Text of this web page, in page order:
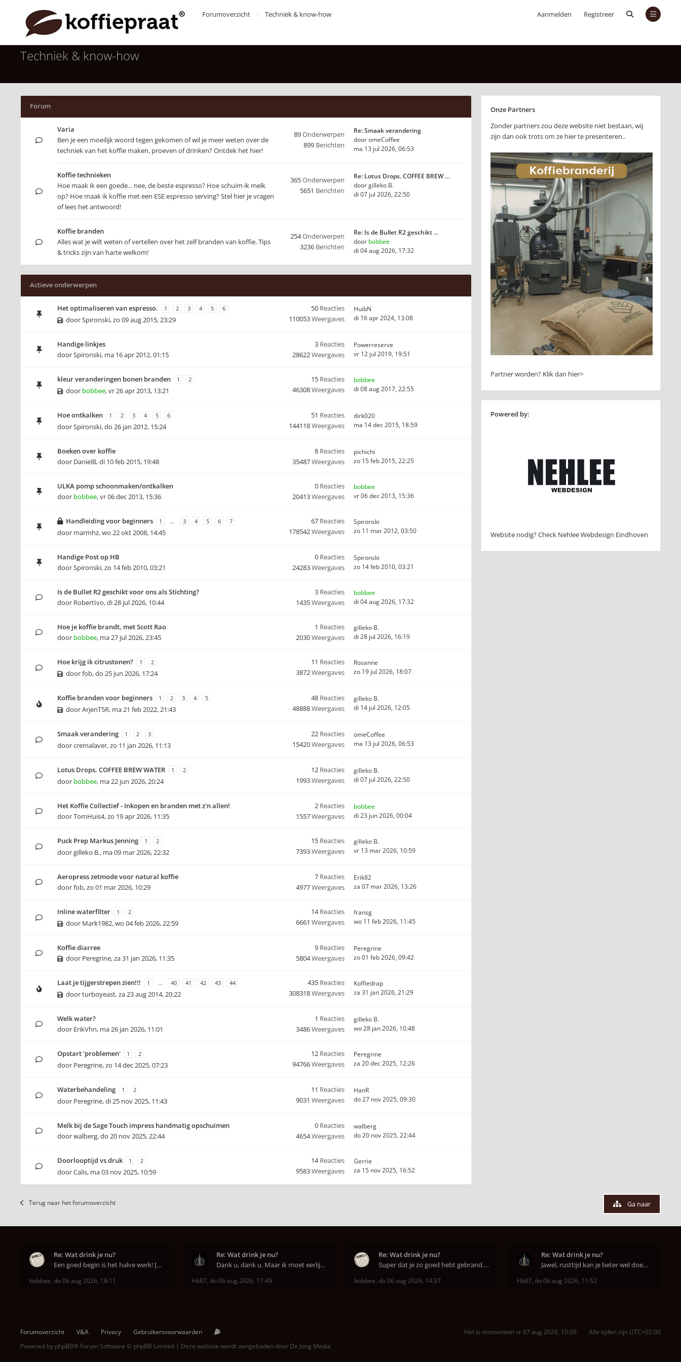
Aanmelden Registreer
Forumoverzicht Techniek & know-how
Techniek & know-how
Forum
Varia
Ben je een moeilijk woord tegen gekomen of wil je meer weten over de
techniek van het koffie maken, proeven of drinken? Ontdek het hier!
89Onderwerpen
899 Berichten
Re: Smaak verandering
dooromeCoffee
ma 13 jul 2026, 06:53
Koffie technieken
Hoe maak ik een goede... nee, de beste espresso? Hoe schuim ik melk
op? Hoe maak ik koffie met een ESE espresso serving? Stel hier je vragen
of lees het antwoord!
365Onderwerpen
5651 Berichten
Re: Lotus Drops. COFFEE BREW …
doorgilleko B.
di 07 jul 2026, 22:50
Koffie branden
Alles wat je wilt weten of vertellen over het zelf branden van koffie. Tips
& tricks zijn van harte welkom!
254Onderwerpen
3236 Berichten
Re: Is de Bullet R2 geschikt …
door bobbee
di 04 aug 2026, 17:32
Actieve onderwerpen
Het optimaliseren van espresso. 1 2 3 4 5 6
doorSpironski,zo 09 aug 2015, 23:29
50 Reacties
110053Weergaves
HuibN
di 16 apr 2024, 13:08
Handige linkjes
doorSpironski, ma 16 apr 2012, 01:15
3 Reacties
28622Weergaves
Powerreserve
vr 12 jul 2019, 19:51
kleur veranderingen bonen branden 1 2
door bobbee,vr 26 apr 2013, 13:21
15 Reacties
46308Weergaves
bobbee
di 08 aug 2017, 22:55
Hoe ontkalken 1 2 3 4 5 6
doorSpironski,do 26 jan 2012, 15:24
51 Reacties
144118Weergaves
dirk020
ma 14 dec 2015, 18:59
Boeken over koffie
door DanielB,di 10 feb 2015, 19:48
8 Reacties
35487Weergaves
pichichi
zo 15 feb 2015, 22:25
ULKA pomp schoonmaken/ontkalken
door bobbee,vr 06 dec 2013, 15:36
0 Reacties
20413Weergaves
bobbee
vr 06 dec 2013, 15:36
Handleiding voor beginners 1 … 3 4 5 6 7
door marmhz,wo 22 okt 2008, 14:45
67 Reacties
178542Weergaves
Spironski
zo 11 mar 2012, 03:50
Handige Post op HB
doorSpironski,zo 14 feb 2010, 03:21
0 Reacties
24283Weergaves
Spironski
zo 14 feb 2010, 03:21
Is de Bullet R2 geschikt voor ons als Stichting?
door RobertIvo,di 28 jul 2026, 10:44
3 Reacties
1435Weergaves
bobbee
di 04 aug 2026, 17:32
Hoe je koffie brandt, met Scott Rao
door bobbee, ma 27 jul 2026, 23:45
1 Reacties
2030Weergaves
gilleko B.
di 28 jul 2026, 16:19
Hoe krijg ik citrustonen? 1 2
doorfob,do 25 jun 2026, 17:24
11 Reacties
3872Weergaves
Rosanne
zo 19 jul 2026, 18:07
Koffie branden voor beginners 1 2 3 4 5
doorArjenT5R, ma 21 feb 2022, 21:43
48 Reacties
48888Weergaves
gilleko B.
di 14 jul 2026, 12:05
Smaak verandering 1 2 3
doorcremalaver,zo 11 jan 2026, 11:13
22 Reacties
15420Weergaves
omeCoffee
ma 13 jul 2026, 06:53
Lotus Drops. COFFEE BREW WATER 1 2
door bobbee, ma 22 jun 2026, 20:24
12 Reacties
1993Weergaves
gilleko B.
di 07 jul 2026, 22:50
Het Koffie Collectief - Inkopen en branden met z'n allen!
doorTomHuis4,zo 19 apr 2026, 11:35
2 Reacties
1557Weergaves
bobbee
di 23 jun 2026, 00:04
Puck Prep Markus Jenning 1 2
doorgilleko B., ma 09 mar 2026, 22:32
15 Reacties
7393Weergaves
gilleko B.
vr 13 mar 2026, 10:59
Aeropress zetmode voor natural koffie
doorfob,zo 01 mar 2026, 10:29
7 Reacties
4977Weergaves
Erik82
za 07 mar 2026, 13:26
Inline waterfilter 1 2
door Mark1982,wo 04 feb 2026, 22:59
14Reacties
6661 Weergaves
fransg
wo 11 feb 2026, 11:45
Koffie diarree
door Peregrine,za 31 jan 2026, 11:35
9 Reacties
5804Weergaves
Peregrine
zo 01 feb 2026, 09:42
Laat je tijgerstrepen zien!!! 1 … 40 41 42 43 44
doorturboyeast,za 23 aug 2014, 20:22
435 Reacties
308318Weergaves
Koffiedrap
za 31 jan 2026, 21:29
Welk water?
door ErikVhn, ma 26 jan 2026, 11:01
1 Reacties
3486Weergaves
gilleko B.
wo 28 jan 2026, 10:48
Opstart 'problemen' 1 2
door Peregrine,zo 14 dec 2025, 07:23
12 Reacties
94766Weergaves
Peregrine
za 20 dec 2025, 12:26
Waterbehandeling 1 2
door Peregrine,di 25 nov 2025, 11:43
11 Reacties
9031 Weergaves
HanR
do 27 nov 2025, 09:30
Melk bij de Sage Touch impress handmatig opschuimen
doorwalberg,do 20 nov 2025, 22:44
0 Reacties
4654Weergaves
walberg
do 20 nov 2025, 22:44
Doorlooptijd vs druk 1 2
doorCalis, ma 03 nov 2025, 10:59
14Reacties
9583Weergaves
Gerrie
za 15 nov 2025, 16:52
Onze Partners
Zonder partners zou deze website niet bestaan, wij
zijn dan ook trots om ze hier te presenteren..
Partner worden? Klik dan hier>
Powered by:
Website nodig? Check Nehlee Webdesign Eindhoven
Terug naar het forumoverzicht Ga naar
Re: Wat drink je nu?
Een goed begin is het halve werk! [emoji6]
bobbee, do 06 aug 2026, 18:11
Re: Wat drink je nu?
Dank u, dank u. Maar ik moet eerlijk bekennen da
Hk87, do 06 aug 2026, 17:49
Re: Wat drink je nu?
Super dat je zo goed hebt gebrand. Gefeliciteerd!
bobbee, do 06 aug 2026, 14:37
Re: Wat drink je nu?
Jawel, rusttijd kan je beter wel doen anders smaa
Hk87, do 06 aug 2026, 11:52
Forumoverzicht V&A Privacy Gebruikersvoorwaarden Alle tijden zijn UTC+02:00
Het is momenteel vr 07 aug 2026, 10:09
Powered by phpBB® Forum Software © phpBB Limited | Deze website wordt aangeboden door De Jong Media